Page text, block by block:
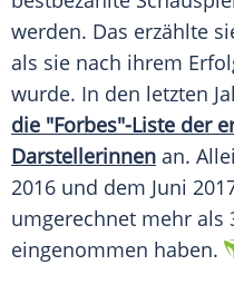
werden. Das erzählte
als sie nach ihrem
wurde. In den letzten
die "Forbes"-Liste der
Darstellerinnen an.
2016 und dem Juni
umgerechnet mehr als
eingenommen haben.